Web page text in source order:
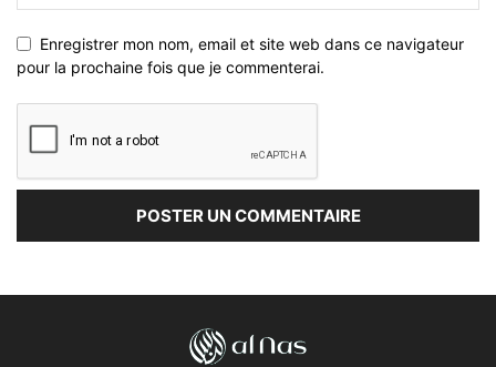
Enregistrer mon nom, email et site web dans ce navigateur
pour la prochaine fois que je commenterai.